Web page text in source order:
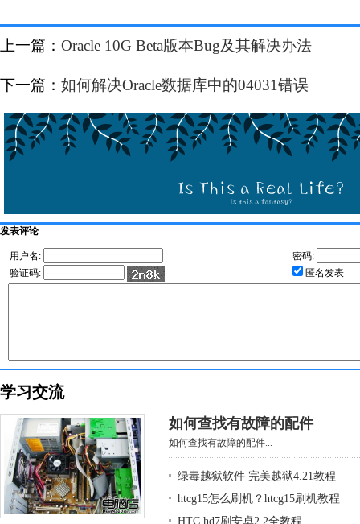
上一篇： Oracle 10G Beta版本Bug及其解决办法
下一篇： 如何解决Oracle数据库中的04031错误
发表评论
用户名:
密码:
验证码:
匿名发表
学习交流
如何查找有故障的配件
如何查找有故障的配件...
绿毒越狱软件 完美越狱4.21教程
htcg15怎么刷机？htcg15刷机教程
HTC hd7刷安卓2.2全教程